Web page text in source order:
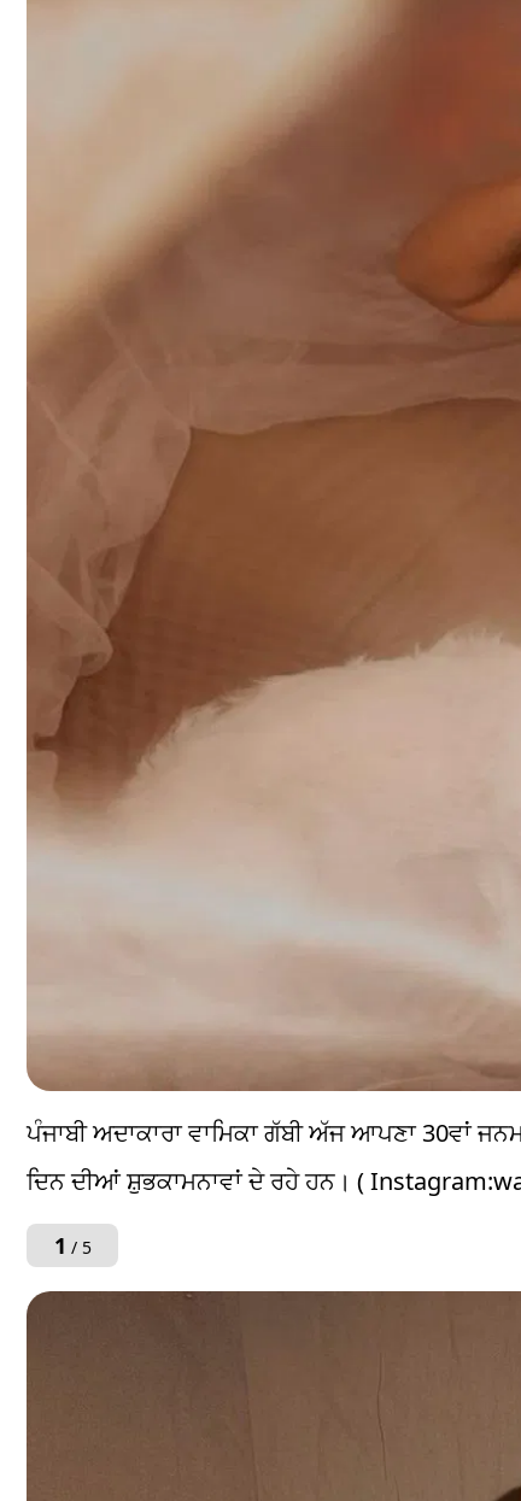
ਪੰਜਾਬੀ ਅਦਾਕਾਰਾ ਵਾਮਿਕਾ ਗੱਬੀ ਅੱਜ ਆਪਣਾ 30ਵਾਂ
ਦਿਨ ਦੀਆਂ ਸ਼ੁਭਕਾਮਨਾਵਾਂ ਦੇ ਰਹੇ ਹਨ। (
1 / 5